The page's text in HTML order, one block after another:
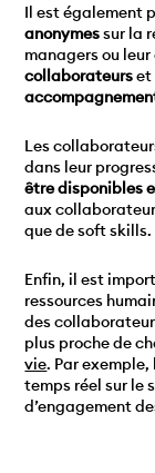
Il est également
anonymessur la
managers ou
collaborateurset
Les
dans leur
être disponibles
aux
que de soft skills.
Enfin, il est
ressources
des
plus proche de
vie. Par
temps réel sur le
d’engagement